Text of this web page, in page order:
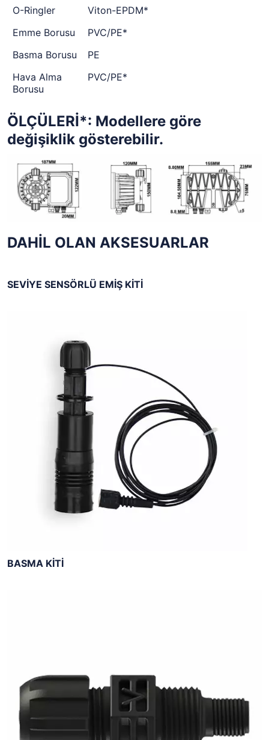
O-Ringler
Viton-EPDM*
Emme Borusu
PVC/PE*
Basma Borusu
PE
Hava Alma
Borusu
PVC/PE*
ÖLÇÜLERİ*: Modellere göre
değişiklik gösterebilir.
DAHİL OLAN AKSESUARLAR
SEVİYE SENSÖRLÜ EMİŞ KİTİ
BASMA KİTİ